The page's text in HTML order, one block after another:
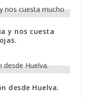
y nos cuesta
desde Huelva.